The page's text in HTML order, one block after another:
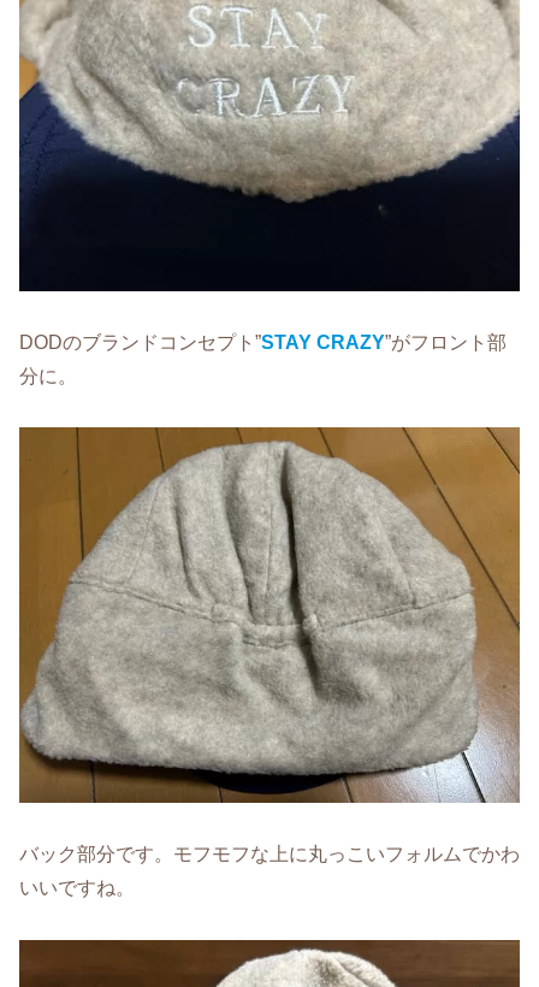
DODのブランドコンセプト”STAY CRAZY”がフロント部
分に。
バック部分です。モフモフな上に丸っこいフォルムでかわ
いいですね。